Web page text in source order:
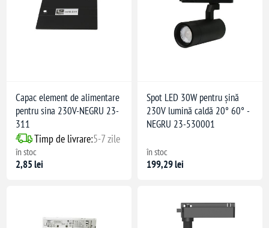
Capac element de alimentare
pentru sina 230V-NEGRU 23-
311
Timp de livrare:5-7 zile
în stoc
2,85 lei
Spot LED 30W pentru șină
230V lumină caldă 20° 60° -
NEGRU 23-530001
în stoc
199,29 lei